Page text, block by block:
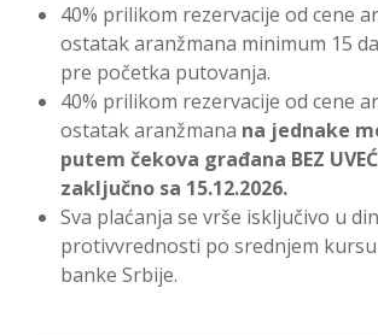
40% prilikom rezervacije od cene
ostatak aranžmana minimum 15
pre početka putovanja.
40% prilikom rezervacije od cene
ostatak aranžmana na jednake
putem čekova građana BEZ
zaključno sa 15.12.2026.
Sva plaćanja se vrše isključivo u
protivvrednosti po srednjem
banke Srbije.